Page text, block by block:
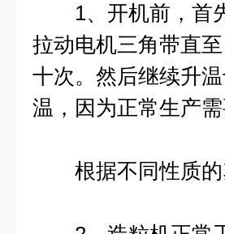
1、开机前，首先
拉动电机三角带直
十次。然后继续升
温，因为正常生产
根据不同性质的